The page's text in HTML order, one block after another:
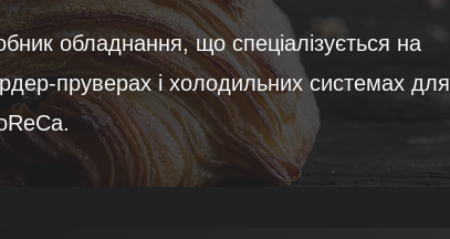
обладнання, що спеціалізується на
пруверах і холодильних системах для